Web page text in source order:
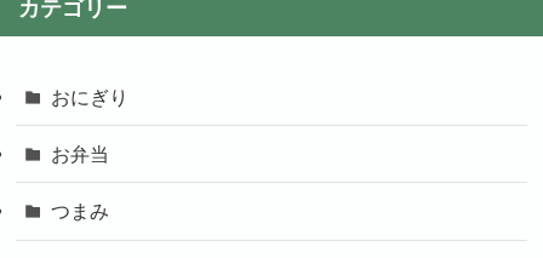
カテゴリー
おにぎり
お弁当
つまみ